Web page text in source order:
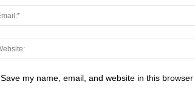
Save my name, email, and website in this